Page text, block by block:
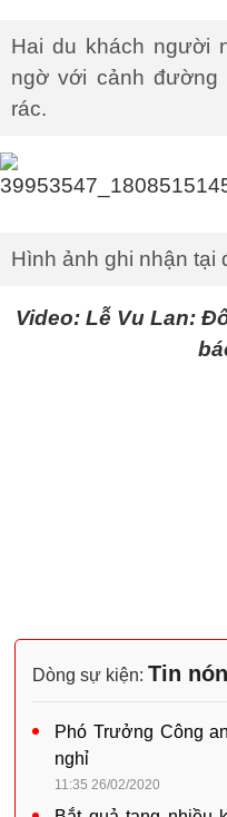
Hai du khách người
ngờ với cảnh đường
rác.
Hình ảnh ghi nhận
Video: Lễ Vu Lan:
Dòng sự kiện: Tin
Phó Trưởng Công
nghỉ
11:35 26/02/2020